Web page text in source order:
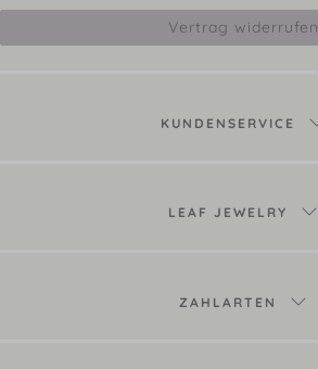
Vertrag widerrufen
KUNDENSERVICE
LEAF JEWELRY
ZAHLARTEN